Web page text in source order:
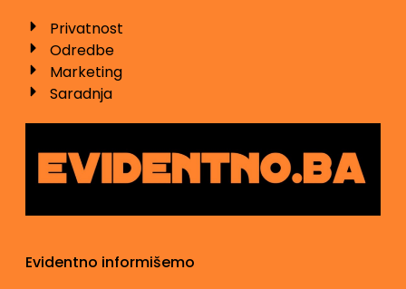
Privatnost
Odredbe
Marketing
Saradnja
Evidentno informišemo